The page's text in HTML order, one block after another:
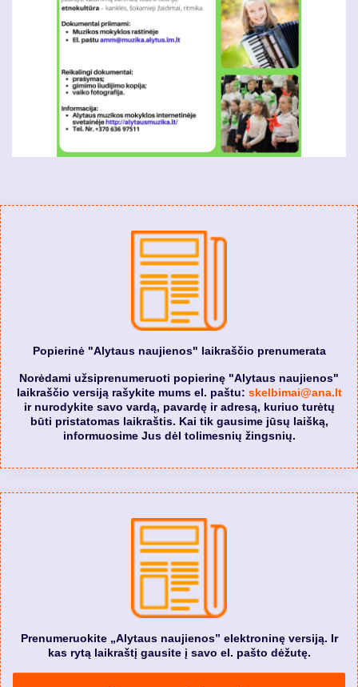
Popierinė "Alytaus naujienos" laikraščio prenumerata
Norėdami užsiprenumeruoti popierinę "Alytaus naujienos"
laikraščio versiją rašykite mums el. paštu: skelbimai@ana.lt
ir nurodykite savo vardą, pavardę ir adresą, kuriuo turėtų
būti pristatomas laikraštis. Kai tik gausime jūsų laišką,
informuosime Jus dėl tolimesnių žingsnių.
Prenumeruokite „Alytaus naujienos” elektroninę versiją. Ir
kas rytą laikraštį gausite į savo el. pašto dėžutę.